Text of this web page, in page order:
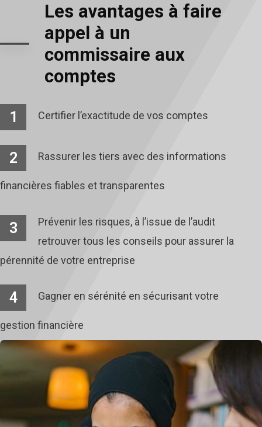
Les avantages à faire
appel à un
commissaire aux
comptes
1 Certifier l’exactitude de vos comptes
2 Rassurer les tiers avec des informations
financières fiables et transparentes
3
Prévenir les risques, à l’issue de l’audit
retrouver tous les conseils pour assurer la
pérennité de votre entreprise
4 Gagner en sérénité en sécurisant votre
gestion financière